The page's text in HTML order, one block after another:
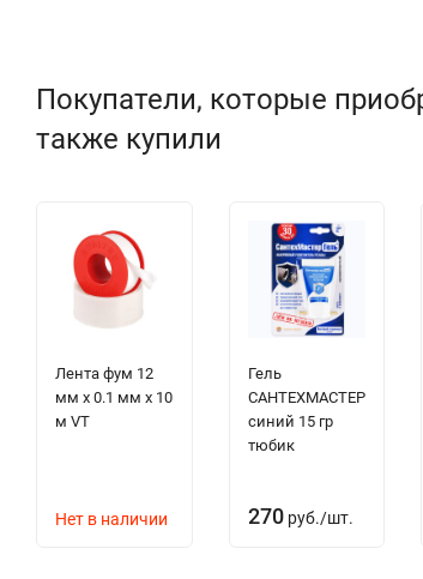
Покупатели, которые
также купили
Лента фум 12
мм х 0.1 мм х 10
м VT
Нет в наличии
Гель
САНТЕХМАСТЕР
синий 15 гр
тюбик
270 руб./шт.